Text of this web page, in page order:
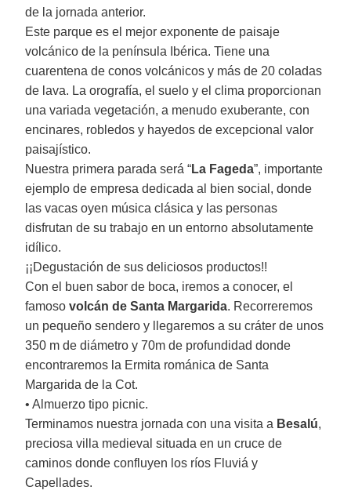
de la jornada anterior.
Este parque es el mejor exponente de paisaje
volcánico de la península Ibérica. Tiene una
cuarentena de conos volcánicos y más de 20 coladas
de lava. La orografía, el suelo y el clima proporcionan
una variada vegetación, a menudo exuberante, con
encinares, robledos y hayedos de excepcional valor
paisajístico.
Nuestra primera parada será “La Fageda”, importante
ejemplo de empresa dedicada al bien social, donde
las vacas oyen música clásica y las personas
disfrutan de su trabajo en un entorno absolutamente
idílico.
¡¡Degustación de sus deliciosos productos!!
Con el buen sabor de boca, iremos a conocer, el
famoso volcán de Santa Margarida. Recorreremos
un pequeño sendero y llegaremos a su cráter de unos
350 m de diámetro y 70m de profundidad donde
encontraremos la Ermita románica de Santa
Margarida de la Cot.
• Almuerzo tipo picnic.
Terminamos nuestra jornada con una visita a Besalú,
preciosa villa medieval situada en un cruce de
caminos donde confluyen los ríos Fluviá y
Capellades.